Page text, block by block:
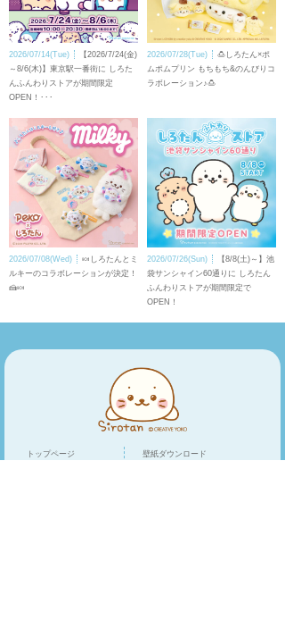
2026/07/14(Tue)
【2026/7/24(金)
～8/6(木)】東京駅一番街に しろた
んふんわりストアが期間限定
OPEN！･･･
2026/07/28(Tue)
🍮しろたん×ポ
ムポムプリン もちもち&のんびりコ
ラボレーション♪🍮
2026/07/08(Wed)
🍬しろたんとミ
ルキーのコラボレーションが決定！
🍰🍬
2026/07/26(Sun)
【8/8(土)～】池
袋サンシャイン60通りに しろたん
ふんわりストアが期間限定で
OPEN！
トップページ 壁紙ダウンロード